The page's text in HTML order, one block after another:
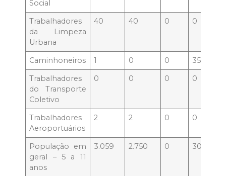
Social
Trabalhadores
da Limpeza
Urbana
40 40 0 0
Caminhoneiros 1 0 0
356
Trabalhadores
do Transporte
Coletivo
0 0 0 0
Trabalhadores
Aeroportuários
2 2 0 0
População em
geral – 5 a 11
anos
3.059 2.750 0 301